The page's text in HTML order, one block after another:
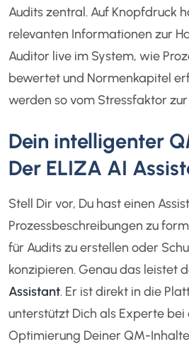
Audits zentral. Auf Knopfdruck
relevanten Informationen zur
Auditor live im System, wie
bewertet und Normenkapitel
werden so vom Stressfaktor
Dein intelligenter
Der ELIZA AI
Stell Dir vor, Du hast einen
Prozessbeschreibungen zu
für Audits zu erstellen oder
konzipieren. Genau das leistet
Assistant. Er ist direkt in die
unterstützt Dich als Experte bei
Optimierung Deiner QM-